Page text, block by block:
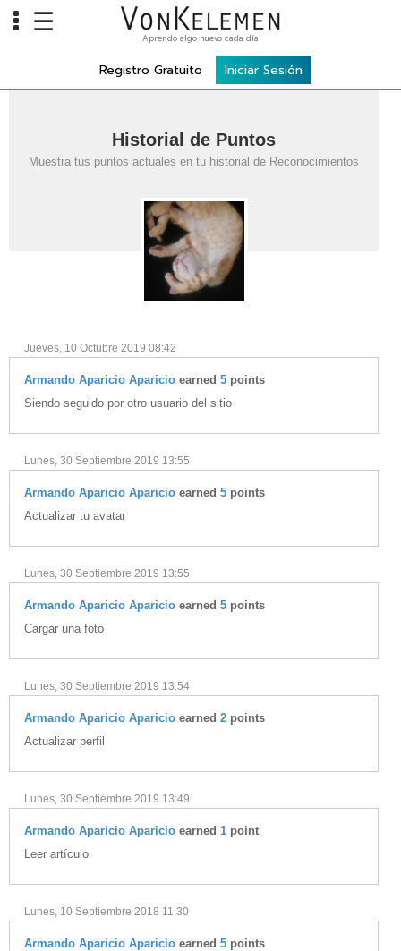
Carreras
vTalk
vKonnect
vKontact
Notifications
☰ Aprendo algo nuevo cada día
Registro Gratuito Iniciar Sesión
Historial de Puntos
Muestra tus puntos actuales en tu historial de Reconocimientos
Jueves, 10 Octubre 2019 08:42
Armando Aparicio Aparicio earned 5 points
Siendo seguido por otro usuario del sitio
Lunes, 30 Septiembre 2019 13:55
Armando Aparicio Aparicio earned 5 points
Actualizar tu avatar
Lunes, 30 Septiembre 2019 13:55
Armando Aparicio Aparicio earned 5 points
Cargar una foto
Lunes, 30 Septiembre 2019 13:54
Armando Aparicio Aparicio earned 2 points
Actualizar perfil
Lunes, 30 Septiembre 2019 13:49
Armando Aparicio Aparicio earned 1 point
Leer artículo
Lunes, 10 Septiembre 2018 11:30
Armando Aparicio Aparicio earned 5 points